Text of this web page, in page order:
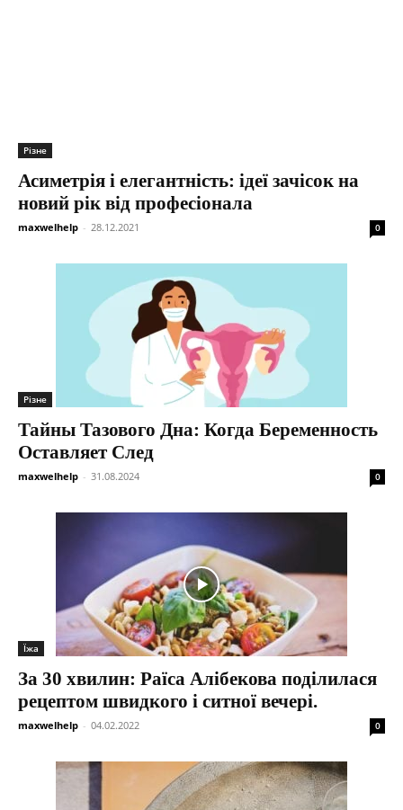
Різне
Асиметрія і елегантність: ідеї зачісок на
новий рік від професіонала
maxwelhelp - 28.12.2021 0
Різне
Тайны Тазового Дна: Когда Беременность
Оставляет След
maxwelhelp - 31.08.2024 0
Їжа
За 30 хвилин: Раїса Алібекова поділилася
рецептом швидкого і ситної вечері.
maxwelhelp - 04.02.2022 0